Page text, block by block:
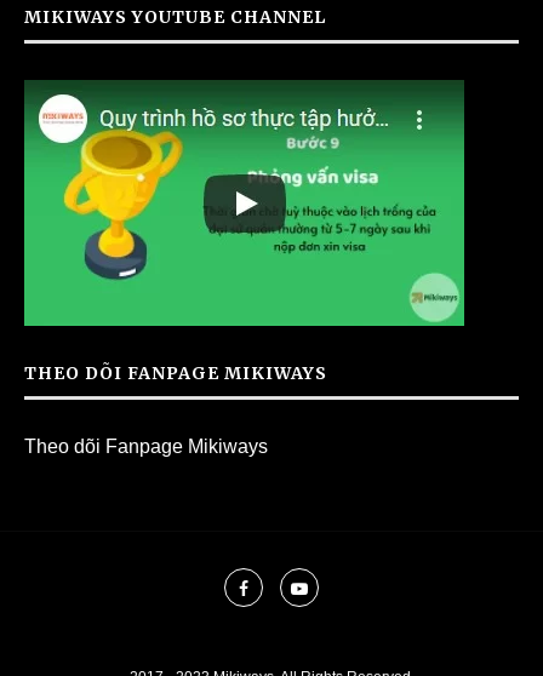
MIKIWAYS YOUTUBE CHANNEL
THEO DÕI FANPAGE MIKIWAYS
Theo dõi Fanpage Mikiways